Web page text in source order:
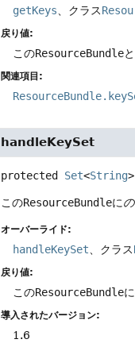
getKeys 、クラス
戻り値:
このResourceBundle
関連項目:
handleKeySet
protected Set<String>
このResourceBundleに
オーバーライド:
handleKeySet 、クラス
戻り値:
このResourceBundle
導入されたバージョン:
1.6